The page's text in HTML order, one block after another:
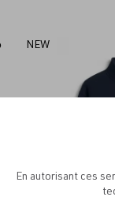
Ajouter
favoris
NEW
En autorisant ces